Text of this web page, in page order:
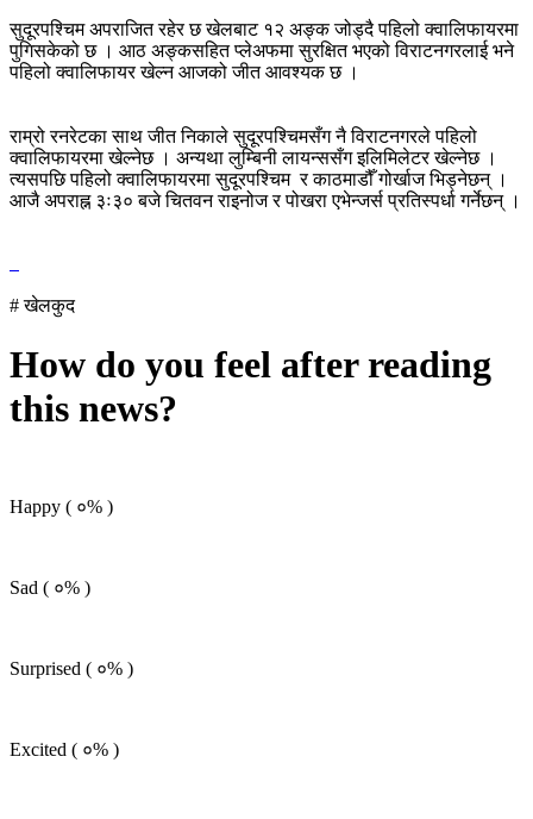
सुदूरपश्चिम अपराजित रहेर छ खेलबाट १२ अङ्क जोड्दै पहिलो क्वालिफायरमा
पुगिसकेको छ । आठ अङ्कसहित प्लेअफमा सुरक्षित भएको विराटनगरलाई भने
पहिलो क्वालिफायर खेल्न आजको जीत आवश्यक छ ।
राम्रो रनरेटका साथ जीत निकाले सुदूरपश्चिमसँग नै विराटनगरले पहिलो
क्वालिफायरमा खेल्नेछ । अन्यथा लुम्बिनी लायन्ससँग इलिमिलेटर खेल्नेछ ।
त्यसपछि पहिलो क्वालिफायरमा सुदूरपश्चिम र काठमाडौँ गोर्खाज भिड्नेछन् ।
आजै अपराह्न ३ः३० बजे चितवन राइनोज र पोखरा एभेन्जर्स प्रतिस्पर्धा गर्नेछन् ।
# खेलकुद
How do you feel after reading
this news?
Happy ( ०% )
Sad ( ०% )
Surprised ( ०% )
Excited ( ०% )